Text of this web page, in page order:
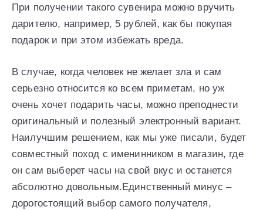
При получении такого сувенира можно вручить
дарителю, например, 5 рублей, как бы покупая
подарок и при этом избежать вреда.
В случае, когда человек не желает зла и сам
серьезно относится ко всем приметам, но уж
очень хочет подарить часы, можно преподнести
оригинальный и полезный электронный вариант.
Наилучшим решением, как мы уже писали, будет
совместный поход с именинником в магазин, где
он сам выберет часы на свой вкус и останется
абсолютно довольным.Единственный минус –
дорогостоящий выбор самого получателя,